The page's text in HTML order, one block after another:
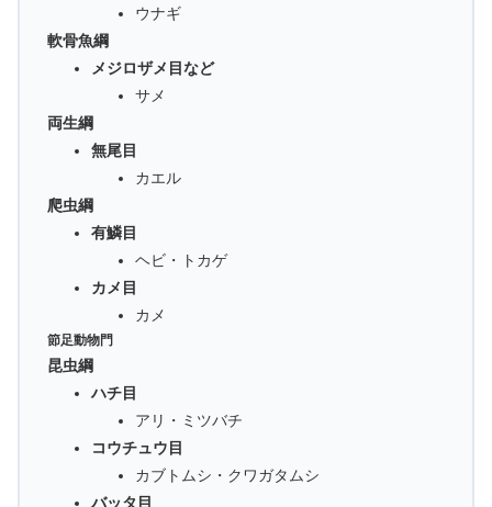
ウナギ
軟骨魚綱
メジロザメ目など
サメ
両生綱
無尾目
カエル
爬虫綱
有鱗目
ヘビ・トカゲ
カメ目
カメ
節足動物門
昆虫綱
ハチ目
アリ・ミツバチ
コウチュウ目
カブトムシ・クワガタムシ
バッタ目